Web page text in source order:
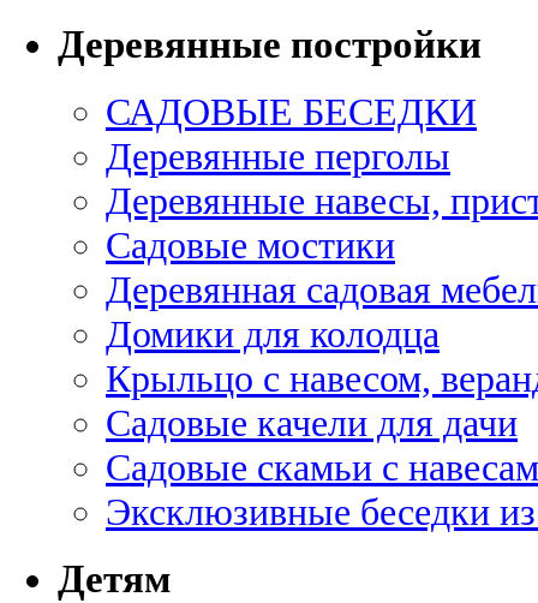
Деревянные постройки
САДОВЫЕ БЕСЕДКИ
Деревянные перголы
Деревянные навесы,
Садовые мостики
Деревянная садовая
Домики для колодца
Крыльцо с навесом,
Садовые качели для дачи
Садовые скамьи с
Эксклюзивные беседки
Детям